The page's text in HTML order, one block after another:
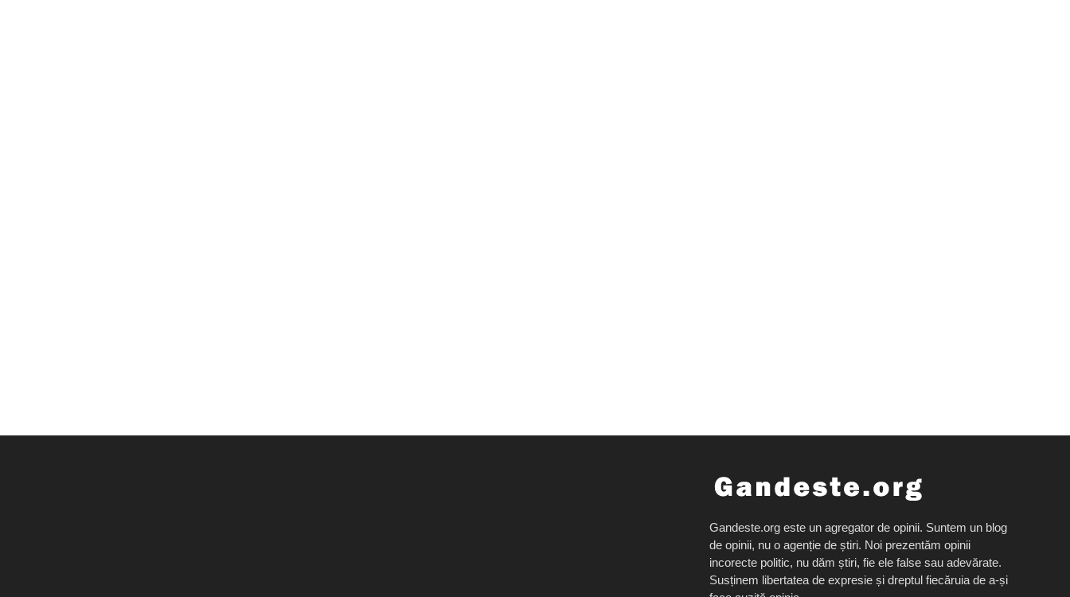
Gandeste.org este un agregator de opinii. Suntem un blog
de opinii, nu o agenție de știri. Noi prezentăm opinii
incorecte politic, nu dăm știri, fie ele false sau adevărate.
Susținem libertatea de expresie și dreptul fiecăruia de a-și